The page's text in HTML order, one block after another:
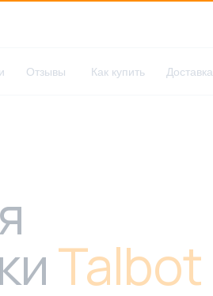
Отзывы Доставка
Как купить
Talbot